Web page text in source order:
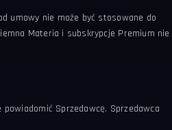
umowy nie może być stosowane do
Materia i subskrypcje Premium nie
Sprzedawcę. Sprzedawca